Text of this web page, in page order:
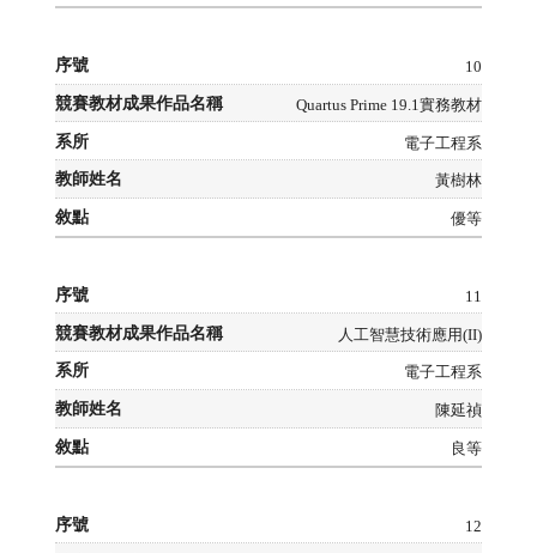
10
Quartus Prime 19.1實務教材
電子工程系
黃樹林
優等
11
人工智慧技術應用(II)
電子工程系
陳延禎
良等
12